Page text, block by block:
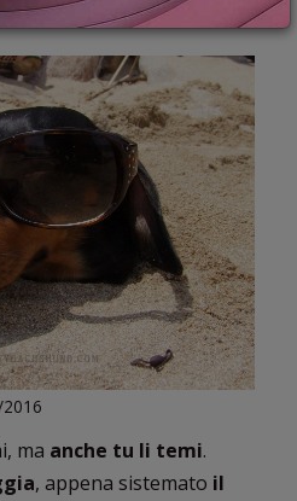
SCOPRILI TUTTI!
ma anche tu li temi.
, appena sistemato il